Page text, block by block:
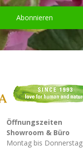
Abonnieren
Öffnungszeiten
Showroom & Büro
Montag bis Donnerstag